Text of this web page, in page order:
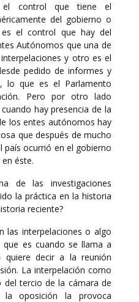
el control que tiene el
del gobierno o
el control que hay del
Autónomos que una de
y otro es el
pedido de informes y
lo que es el Parlamento
Pero por otro lado
hay presencia de la
los entes autónomos hay
que después de mucho
ocurrió en el gobierno
éste.
de las investigaciones
la práctica en la historia
reciente?
las interpelaciones o algo
es cuando se llama a
quiere decir a la reunión
La interpelación como
tercio de la cámara de
la oposición la provoca